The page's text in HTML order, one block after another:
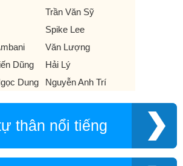
Trần Văn Sỹ
Spike Lee
Văn Lượng
Dũng
Hải Lý
Dung
Nguyễn Anh Trí
thân nổi tiếng